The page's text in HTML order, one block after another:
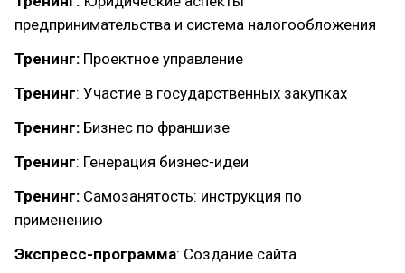
предпринимательства и система налогообложения
Тренинг: Проектное управление
Тренинг: Участие в государственных закупках
Тренинг: Бизнес по франшизе
Тренинг: Генерация бизнес-идеи
Тренинг: Самозанятость: инструкция по
применению
Экспресс-программа: Создание сайта